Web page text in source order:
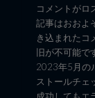
コメントがロ
記事はおおよ
き込まれたコ
旧が不可能で
2023年5月の
ストールチェ